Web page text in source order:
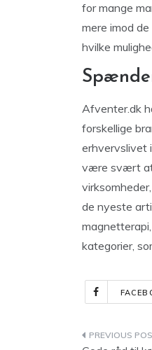
for mange
mere imod
hvilke
Afventer.dk
forskellige
erhvervslivet
være svært at
de nyeste
kategorier,